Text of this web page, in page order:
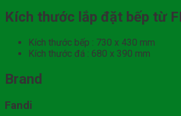
Kích thước lắp đặt bếp từ
Kích thước bếp : 730 x 430 mm
Kích thước đá : 680 x 390 mm​
Brand
Fandi